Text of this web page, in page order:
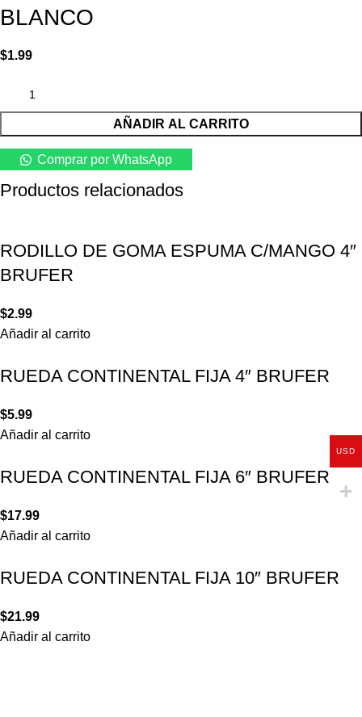
BLANCO
$1.99
AÑADIR AL CARRITO
Comprar por WhatsApp
Productos relacionados
RODILLO DE GOMA ESPUMA C/MANGO 4″
BRUFER
$2.99
Añadir al carrito
RUEDA CONTINENTAL FIJA 4″ BRUFER
$5.99
Añadir al carrito
RUEDA CONTINENTAL FIJA 6″ BRUFER
$17.99
Añadir al carrito
RUEDA CONTINENTAL FIJA 10″ BRUFER
$21.99
Añadir al carrito
USD